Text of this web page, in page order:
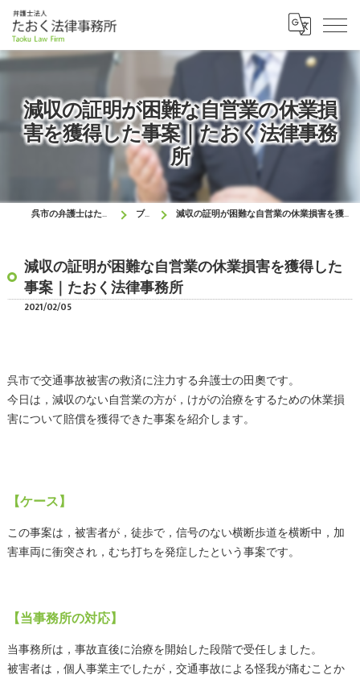
減収の証明が困難な自営業の休業損
害を獲得した事案｜たおく法律事務
所
呉市の弁護士はたおく法律事務所 ブログ 減収の証明が困難な自営業の休業損害を獲得した事案｜たおく法律事務所
減収の証明が困難な自営業の休業損害を獲得した
事案｜たおく法律事務所
2021/02/05
呉市で交通事故被害の救済に注力する弁護士の田奧です。
今日は，減収のない自営業の方が，けがの治療をするための休業損
害について賠償を獲得できた事案を紹介します。
【ケース】
この事案は，被害者が，徒歩で，信号のない横断歩道を横断中，加
害車両に衝突され，むち打ちを発症したという事案です。
【当事務所の対応】
当事務所は，事故直後に治療を開始した段階で受任しました。
被害者は，個人事業主でしたが，交通事故による怪我が痛むことか